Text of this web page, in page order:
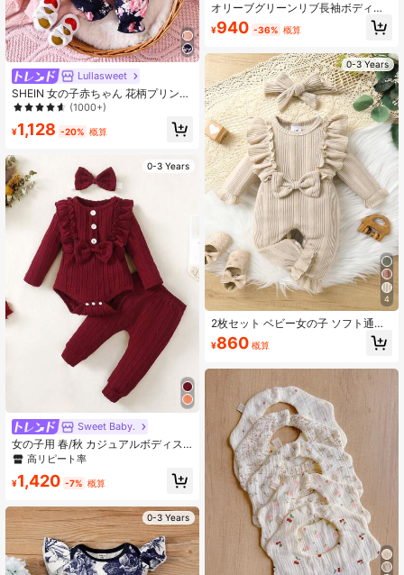
Lullasweet
SHEIN 女の子赤ちゃん 花柄プリント
フリルトリム 蝶々結びフロント ツー
ーツ
(1000+)
¥1,128 -20% 概算
0-3 Years
Sweet Baby.
女の子用 春/秋 カジュアルボディス
ーツ 3点セット、リボン装飾、フリ
ド付き
高リピート率
¥1,420 -7% 概算
0-3 Years
オリーブグリーンリブ長袖ボディス
ーツ&アプリコットディジーフローラ
ルパンツセット、あらゆるシーンに
¥940 -36% 概算
0-3 Years
4
2枚セット ベビー女の子 ソフト通気
性 無地ジャンプスーツ フリル付き
リボンアクセント かわいい
¥860 概算